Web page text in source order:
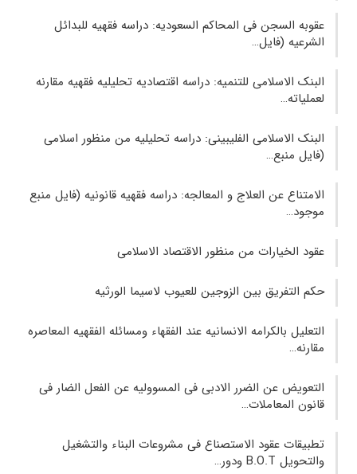
عقوبه السجن فی المحاکم السعودیه: دراسه فقهیه للبدائل
الشرعیه (فایل…
البنک الاسلامی للتنمیه: دراسه اقتصادیه تحلیلیه فقهیه مقارنه
لعملیاته…
البنک الاسلامی الفلیبینی: دراسه تحلیلیه من منظور اسلامی
(فایل منبع…
الامتناع عن العلاج و المعالجه: دراسه فقهیه قانونیه (فایل منبع
موجود…
عقود الخیارات من منظور الاقتصاد الاسلامی
حکم التفریق بین الزوجین للعیوب لاسیما الورثیه
التعلیل بالکرامه الانسانیه عند الفقهاء ومسائله الفقهیه المعاصره
مقارنه…
التعویض عن الضرر الادبی فی المسوولیه عن الفعل الضار فی
قانون المعاملات…
تطبیقات عقود الاستصناع فی مشروعات البناء والتشغیل
والتحویل B.O.T ودور…